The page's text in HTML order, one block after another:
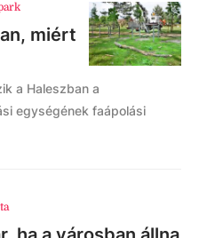
miért
a Haleszban a
egységének faápolási